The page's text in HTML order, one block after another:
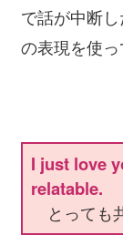
で話が中断
の表現を使っ
I just love
relatable.
とっても